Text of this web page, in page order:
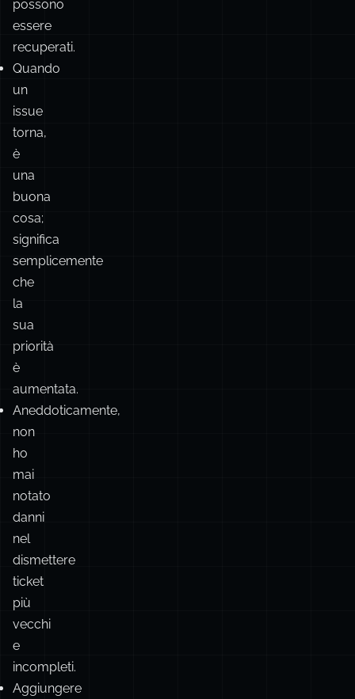
un
issue
torna,
è
una
buona
cosa;
significa
semplicemente
che
la
sua
priorità
è
aumentata.
Aneddoticamente,
non
ho
mai
notato
danni
nel
dismettere
ticket
più
vecchi
e
incompleti.
Aggiungere
all’infinito
a
un